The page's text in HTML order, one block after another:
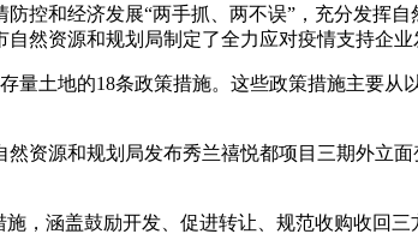
控和经济发展“两手抓、两不误”，充分发挥
然资源和规划局制定了全力应对疫情支持企业
量土地的18条政策措施。这些政策措施主要
资源和规划局发布秀兰禧悦都项目三期外立
，涵盖鼓励开发、促进转让、规范收购收回